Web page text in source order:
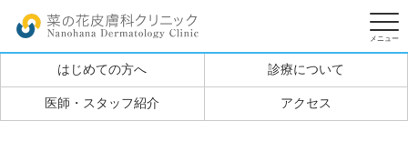
はじめての方へ 診療について
医師・スタッフ紹介 アクセス